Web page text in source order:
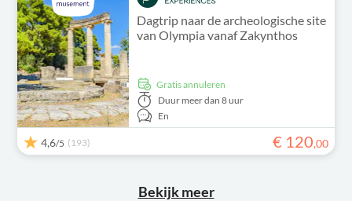
Dagtrip naar de archeologische site
van Olympia vanaf Zakynthos
Gratis annuleren
Duur meer dan 8 uur
En
4,6/5 (193) € 120,00
Bekijk meer